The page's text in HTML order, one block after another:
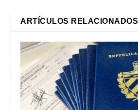
ARTÍCULOS RELACIONADOS